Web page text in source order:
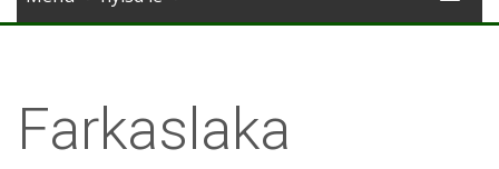
Farkaslaka